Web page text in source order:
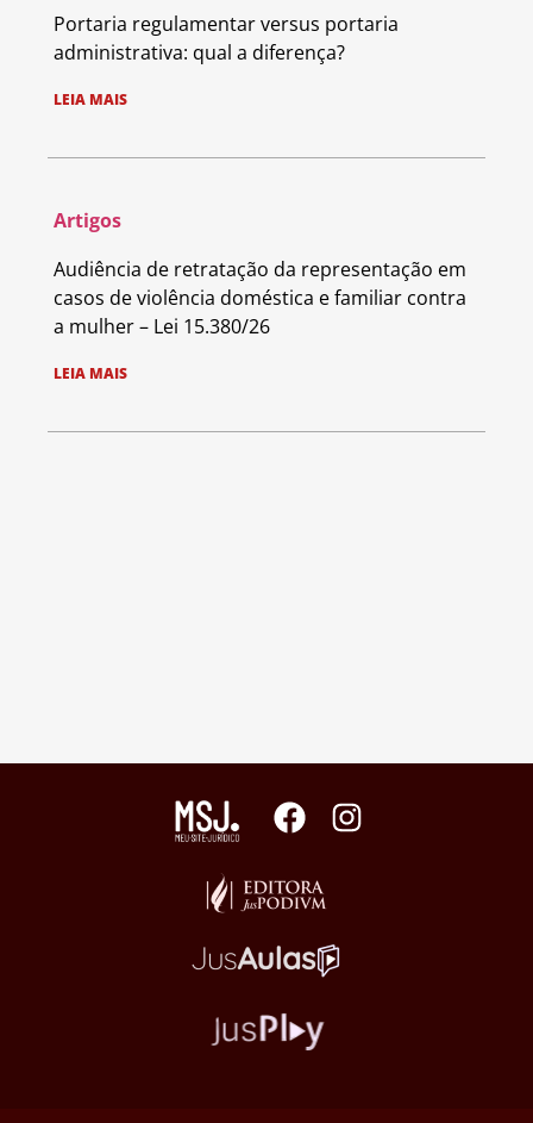
Portaria regulamentar versus portaria
administrativa: qual a diferença?
LEIA MAIS
Artigos
Audiência de retratação da representação em
casos de violência doméstica e familiar contra
a mulher – Lei 15.380/26
LEIA MAIS